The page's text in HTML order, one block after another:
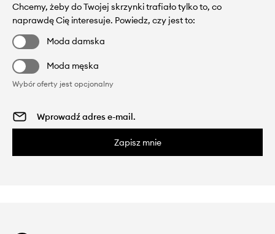
Chcemy, żeby do Twojej skrzynki trafiało tylko to, co
naprawdę Cię interesuje. Powiedz, czy jest to:
Moda damska
Moda męska
Wybór oferty jest opcjonalny
Zapisz mnie